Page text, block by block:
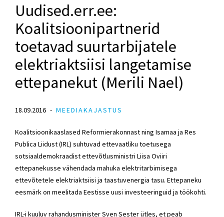
Uudised.err.ee:
Koalitsioonipartnerid
toetavad suurtarbijatele
elektriaktsiisi langetamise
ettepanekut (Merili Nael)
18.09.2016 MEEDIAKAJASTUS
Koalitsioonikaaslased Reformierakonnast ning Isamaa ja Res
Publica Liidust (IRL) suhtuvad ettevaatliku toetusega
sotsiaaldemokraadist ettevõtlusministri Liisa Oviiri
ettepanekusse vähendada mahuka elektritarbimisega
ettevõtetele elektriaktsiisi ja taastuvenergia tasu. Ettepaneku
eesmärk on meelitada Eestisse uusi investeeringuid ja töökohti.
IRL-i kuuluv rahandusminister Sven Sester ütles, et peab